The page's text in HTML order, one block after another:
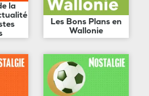
la
Les Bons Plans en
Wallonie